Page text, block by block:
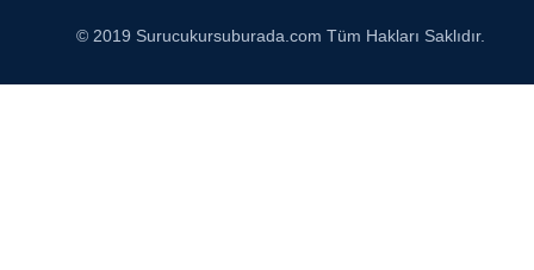
© 2019 Surucukursuburada.com Tüm Hakları Saklıdır.